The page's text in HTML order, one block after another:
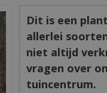
Dit is een
allerlei
niet altijd
vragen over
tuincentrum.